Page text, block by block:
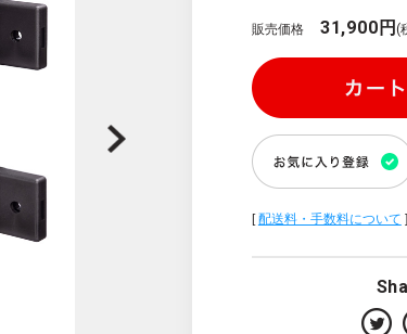
販売価格 31,900円(
[配送料・手数料について ]